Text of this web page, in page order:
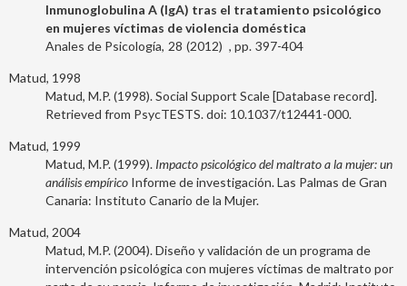
Inmunoglobulina A (IgA) tras el tratamiento psicológico
en mujeres víctimas de violencia doméstica
Anales de Psicología 28 2012 397-404
Matud, 1998
Matud, M.P. (1998). Social Support Scale [Database record].
Retrieved from PsycTESTS. doi: 10.1037/t12441-000.
Matud, 1999
Matud, M.P. (1999). Impacto psicológico del maltrato a la mujer: un
análisis empírico Informe de investigación. Las Palmas de Gran
Canaria: Instituto Canario de la Mujer.
Matud, 2004
Matud, M.P. (2004). Diseño y validación de un programa de
intervención psicológica con mujeres víctimas de maltrato por